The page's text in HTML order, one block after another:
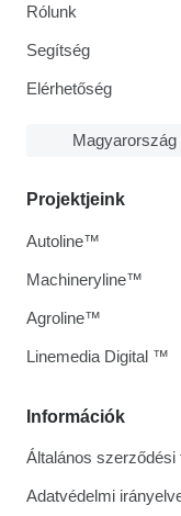
Rólunk
Segítség
Elérhetőség
Információk
Általános szerződési
Adatvédelmi
Projektjeink
Autoline™
Machineryline™
Agroline™
Linemedia Digital ™